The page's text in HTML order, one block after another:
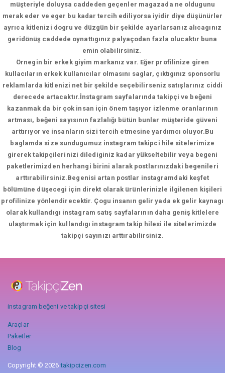
müşteriyle doluysa caddeden geçenler magazada ne oldugunu
merak eder ve eger bu kadar tercih ediliyorsa iyidir diye düşünürler
ayrıca kitlenizi dogru ve düzgün bir şekilde ayarlarsanız alıcagınız
geridönüş caddede oynattıgınız palyaçodan fazla olucaktır buna
emin olabilirsiniz.
Örnegin bir erkek giyim markanız var. Eğer profilinize giren
kullacıların erkek kullanıcılar olmasını saglar, çıktıgınız sponsorlu
reklamlarda kitlenizi net bir şekilde seçebilirseniz satışlarınız ciddi
derecede artacaktır.İnstagram sayfalarında takipçi ve beğeni
kazanmak da bir çok insan için önem taşıyor izlenme oranlarının
artması, beğeni sayısının fazlalığı bütün bunlar müşteride güveni
arttırıyor ve insanların sizi tercih etmesine yardımcı oluyor.Bu
baglamda size sundugumuz instagram takipci hile sitelerimize
girerek takipçilerinizi dilediginiz kadar yükseltebilir veya begeni
paketlerimizden herhangi birini alarak postlarınızdaki begenileri
arttırabilirsiniz.Begenisi artan postlar instagramdaki keşfet
bölümüne düşecegi için direkt olarak ürünlerinizle ilgilenen kişileri
profilinize yönlendirecektir. Çogu insanın gelir yada ek gelir kaynagı
olarak kullandıgı instagram satış sayfalarının daha geniş kitlelere
ulaştırmak için kullandıgı instagram takip hilesi ile sitelerimizde
takipçi sayınızı arttırabilirsiniz.
instagram beğeni ve takipçi sitesi
Araçlar
Paketler
Blog
Copyright © 2026takipcizen.com